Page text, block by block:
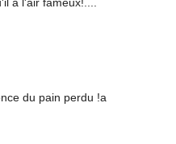
du pain perdu !a